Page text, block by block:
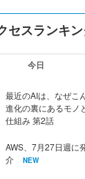
セスランキ
今日
最近のAIは、なぜこ
進化の裏にあるモ
仕組み 第2話
AWS、7月27日週に
介
NEW